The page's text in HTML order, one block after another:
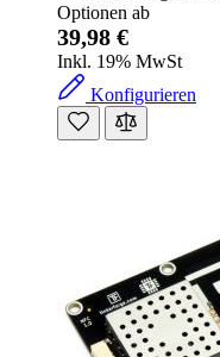
Optionen ab
39,98 €
Inkl. 19% MwSt
Konfigurieren